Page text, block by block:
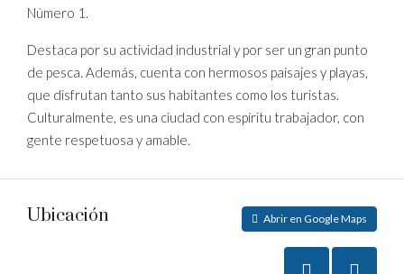
Número 1.
Destaca por su actividad industrial y por ser un gran punto
de pesca. Además, cuenta con hermosos paisajes y playas,
que disfrutan tanto sus habitantes como los turistas.
Culturalmente, es una ciudad con espíritu trabajador, con
gente respetuosa y amable.
Ubicación Abrir en Google Maps